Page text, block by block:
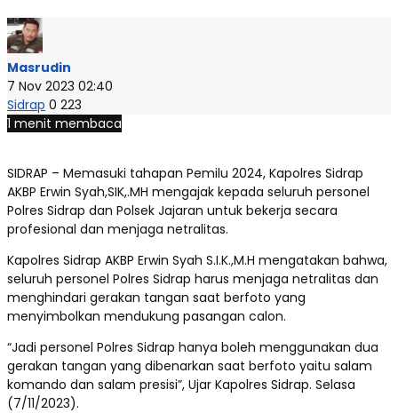
Masrudin
7 Nov 2023 02:40
Sidrap 0 223
1 menit membaca
SIDRAP – Memasuki tahapan Pemilu 2024, Kapolres Sidrap
AKBP Erwin Syah,SIK,.MH mengajak kepada seluruh personel
Polres Sidrap dan Polsek Jajaran untuk bekerja secara
profesional dan menjaga netralitas.
Kapolres Sidrap AKBP Erwin Syah S.I.K.,M.H mengatakan bahwa,
seluruh personel Polres Sidrap harus menjaga netralitas dan
menghindari gerakan tangan saat berfoto yang
menyimbolkan mendukung pasangan calon.
“Jadi personel Polres Sidrap hanya boleh menggunakan dua
gerakan tangan yang dibenarkan saat berfoto yaitu salam
komando dan salam presisi”, Ujar Kapolres Sidrap. Selasa
(7/11/2023).